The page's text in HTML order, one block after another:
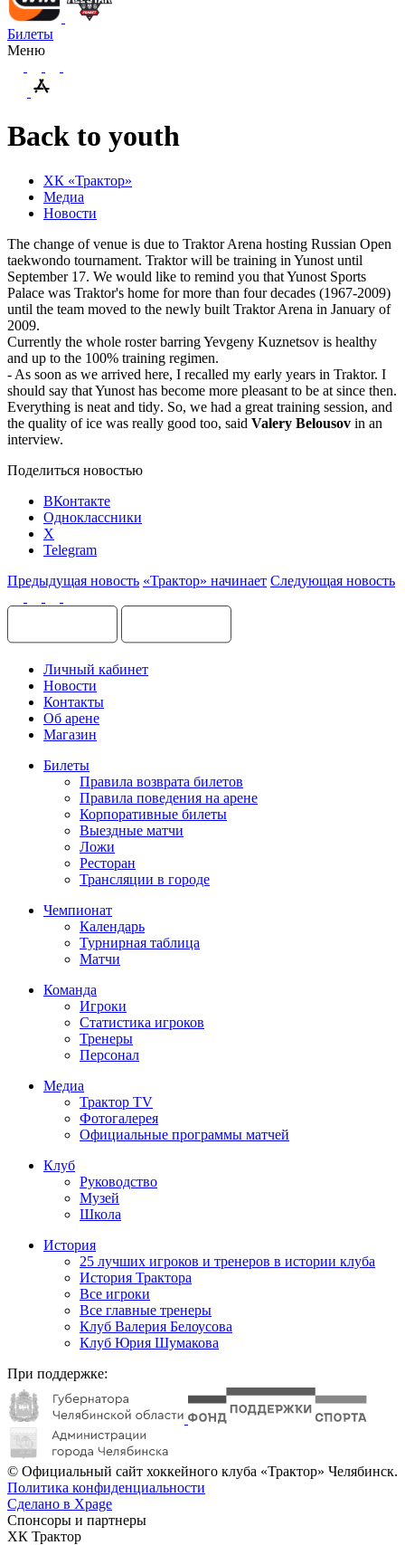
Билеты
Меню
Back to youth
ХК «Трактор»
Медиа
Новости
The change of venue is due to Traktor Arena hosting Russian Open
taekwondo tournament. Traktor will be training in Yunost until
September17. We would like to remind you that Yunost Sports
Palace was Traktor's home for more than four decades (1967-2009)
until the team moved to the newly built Traktor Arena in January of
2009.
Currently the whole roster barring Yevgeny Kuznetsov is healthy
and up to the 100% training regimen.
- As soon as we arrived here, I recalled my early years in Traktor. I
should say that Yunost has become more pleasant to be at since then.
Everything is neat and tidy. So, we had a great training session, and
the quality of ice was really good too, said Valery Belousov in an
interview.
Поделиться новостью
ВКонтакте
Одноклассники
X
Telegram
Предыдущая новость «Трактор» начинает Следующая новость
Личный кабинет
Новости
Контакты
Об арене
Магазин
Билеты
Правила возврата билетов
Правила поведения на арене
Корпоративные билеты
Выездные матчи
Ложи
Ресторан
Трансляции в городе
Чемпионат
Календарь
Турнирная таблица
Матчи
Команда
Игроки
Статистика игроков
Тренеры
Персонал
Медиа
Трактор TV
Фотогалерея
Официальные программы матчей
Клуб
Руководство
Музей
Школа
История
25 лучших игроков и тренеров в истории клуба
История Трактора
Все игроки
Все главные тренеры
Клуб Валерия Белоусова
Клуб Юрия Шумакова
При поддержке:
© Официальный сайт хоккейного клуба «Трактор» Челябинск.
Политика конфиденциальности
Сделано в Xpage
Спонсоры и партнеры
ХК Трактор